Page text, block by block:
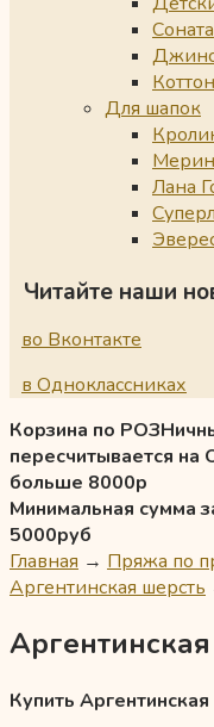
Соната
Для шапок
Лана
Читайте наши
во Вконтакте
в Одноклассниках
Корзина по
пересчитывается на
больше 8000р
Минимальная сумма
5000руб
Главная → Пряжа по
Аргентинская шерсть
Купить